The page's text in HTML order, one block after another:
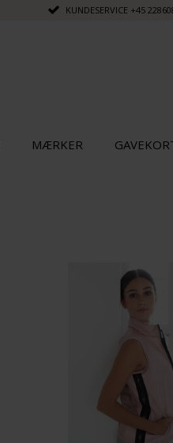
KUNDESERVICE +45
MÆRKER